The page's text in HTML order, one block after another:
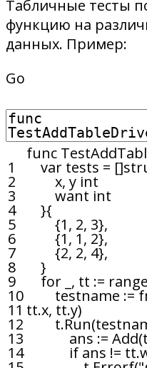
Табличные тесты
функцию на
данных. Пример:
Go
1
2
3
4
5
6
7
8
9
10
11
12
13
14
func
var tests = []
x, y int
want int
}{
{1, 2, 3},
{1, 1, 2},
{2, 2, 4},
}
for , tt := range
testname :=
tt.x, tt.y)
t.Run(
ans := Add(
if ans != tt.